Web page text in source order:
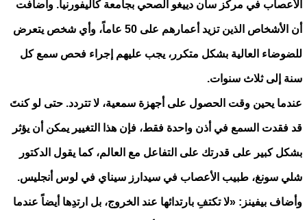
الأعصاب في مركز سان دييغو الصحي بجامعة كاليفورنيا. وأضافت
أن الأشخاص الذين تزيد أعمارهم على 50 عاماً، وأي شخص يتعرض
للضوضاء العالية بشكل متكرر، يجب عليهم إجراء فحص سمع كل
سنة إلى ثلاث سنوات.
عندما يحين وقت الحصول على أجهزة سمعية، لا تتردد. حتى لو كنتَ
قد فقدت السمع في أذن واحدة فقط، فإن هذا التغيير يمكن أن يؤثر
بشكل كبير على قدرتك على التفاعل مع العالم، كما يقول الدكتور
شلي سونغ، طبيب الأعصاب في سيدارز سيناي في لوس أنجليس.
وأضاف بيفينز: «لا تكتفِ بارتدائها عند الخروج، بل ارتدِها أيضاً عندما